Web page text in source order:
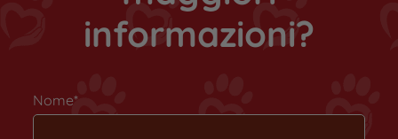
informazioni?
Nome*